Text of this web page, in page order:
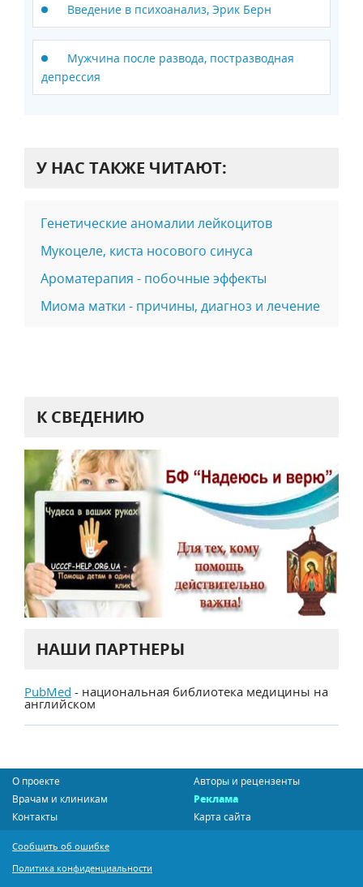
Введение в психоанализ, Эрик Берн
Мужчина после развода, постразводная
депрессия
У НАС ТАКЖЕ ЧИТАЮТ:
Генетические аномалии лейкоцитов
Мукоцеле, киста носового синуса
Ароматерапия - побочные эффекты
Миома матки - причины, диагноз и лечение
К СВЕДЕНИЮ
НАШИ ПАРТНЕРЫ
PubMed - национальная библиотека медицины на
английском
О проекте
Авторы и рецензенты
Врачам и клиникам
Реклама
Контакты
Карта сайта
Сообщить об ошибке
Политика конфиденциальности